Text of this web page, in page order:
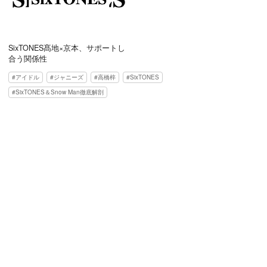
SixTONES髙地×京本、サポートし
合う関係性
アイドル ジャニーズ 高橋梓
SixTONES
SixTONES＆Snow Man徹底解剖